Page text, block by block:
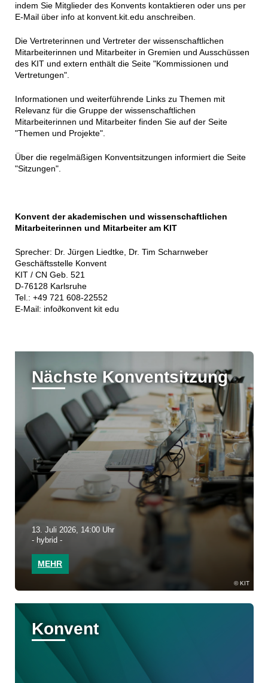
indem Sie Mitglieder des Konvents kontaktieren oder uns per
E-Mail über info at konvent.kit.edu anschreiben.
Die Vertreterinnen und Vertreter der wissenschaftlichen
Mitarbeiterinnen und Mitarbeiter in Gremien und Ausschüssen
des KIT und extern enthält die Seite "Kommissionen und
Vertretungen".
Informationen und weiterführende Links zu Themen mit
Relevanz für die Gruppe der wissenschaftlichen
Mitarbeiterinnen und Mitarbeiter finden Sie auf der Seite
"Themen und Projekte".
Über die regelmäßigen Konventsitzungen informiert die Seite
"Sitzungen".
Konvent der akademischen und wissenschaftlichen
Mitarbeiterinnen und Mitarbeiter am KIT
Sprecher: Dr. Jürgen Liedtke, Dr. Tim Scharnweber
Geschäftsstelle Konvent
KIT / CN Geb. 521
D-76128 Karlsruhe
Tel.: +49 721 608-22552
E-Mail: info∂konvent kit edu
KIT
Nächste Konventsitzung
13. Juli 2026, 14:00 Uhr
- hybrid -
MEHR
Konvent